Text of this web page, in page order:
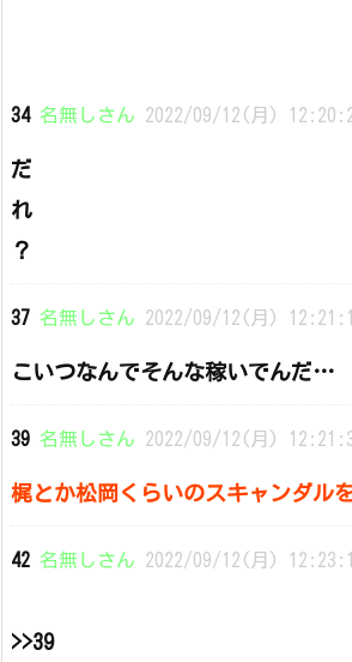
34 名無しさん 2022/09/12(月)
だ
れ
？
37 名無しさん 2022/09/12(月)
こいつなんでそんな稼いでんだ…
39 名無しさん 2022/09/12(月)
梶とか松岡くらいのスキャンダル
42 名無しさん 2022/09/12(月)
>>39